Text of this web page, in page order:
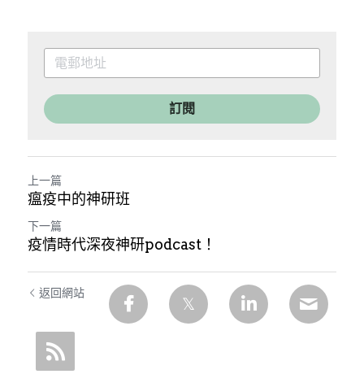
訂閱
上一篇
瘟疫中的神研班
下一篇
疫情時代深夜神研podcast！
返回網站